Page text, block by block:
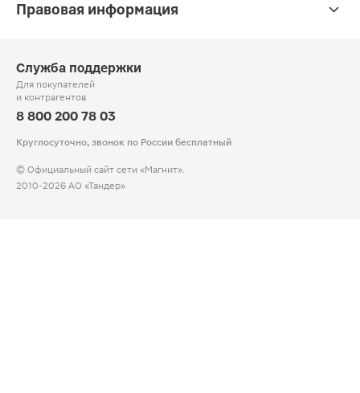
Правовая информация
Служба поддержки
Для покупателей
и контрагентов
8 800 200 78 03
Круглосуточно, звонок по России бесплатный
© Официальный сайт сети «Магнит».
2010-2026 АО «Тандер»